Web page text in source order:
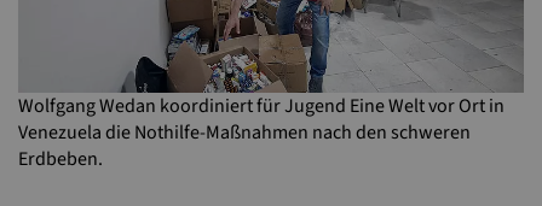
Wolfgang Wedan koordiniert für Jugend Eine Welt vor Ort in
Venezuela die Nothilfe-Maßnahmen nach den schweren
Erdbeben.